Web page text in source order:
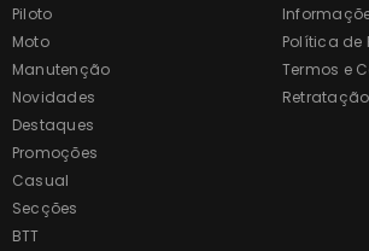
Piloto
Moto
Manutenção
Novidades
Destaques
Promoções
Casual
Secções
BTT
Política de
Termos e
Retratação